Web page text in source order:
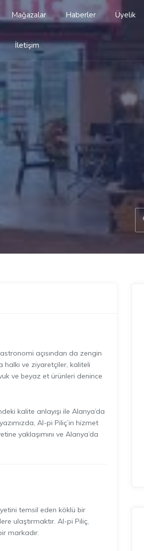
Mağazalar Haberler Üyelik
İletişim
açısından da zengin
ve ziyaretçiler, kaliteli
ve beyaz et ürünleri denince
kalite anlayışı ile Alanya’da
Al-pi Piliç’in hizmet
yaklaşımını ve Alanya’da
temsil eden köklü bir
ulaştırmaktır. Al-pi Piliç,
markadır.